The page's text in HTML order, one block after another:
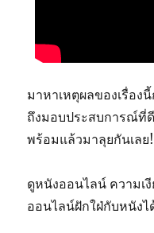
มาหาเหตุผลของเรื่อง
ถึงมอบประสบการณ์ที่
พร้อมแล้วมาลุยกันเลย!
ดูหนังออนไลน์ ความเ
ออนไลน์ฝักใฝ่กับหนัง